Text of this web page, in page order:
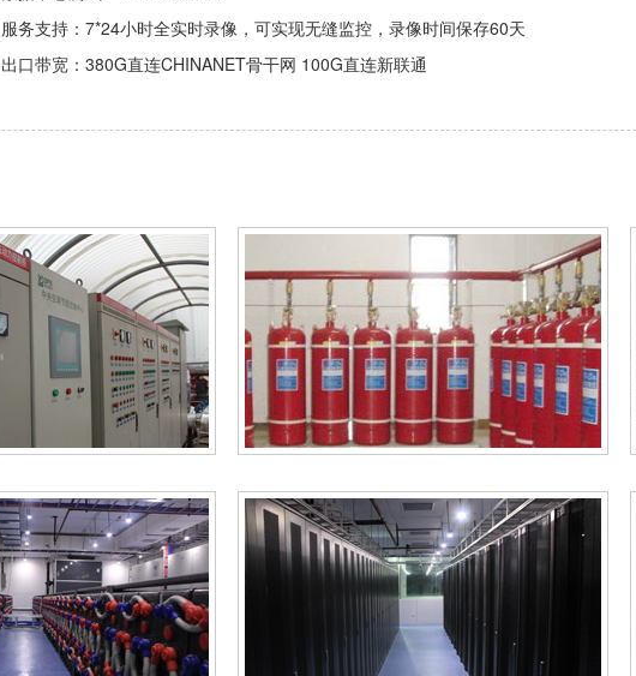
服务支持：7*24小时全实时录像，可实现无缝监控，录像时间保存60天
出口带宽：380G直连CHINANET骨干网 100G直连新联通